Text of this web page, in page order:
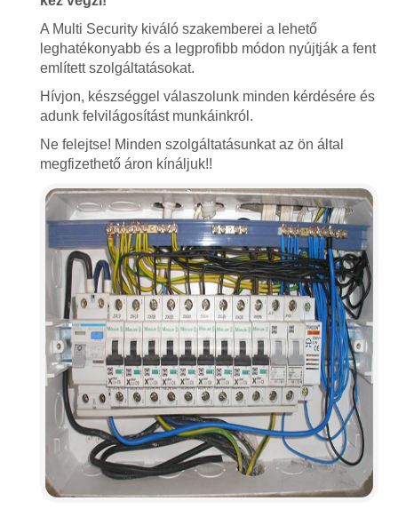
A Multi Security kiváló szakemberei a lehető
leghatékonyabb és a legprofibb módon nyújtják a fent
említett szolgáltatásokat.
Hívjon, készséggel válaszolunk minden kérdésére és
adunk felvilágosítást munkáinkról.
Ne felejtse! Minden szolgáltatásunkat az ön által
megfizethető áron kínáljuk!!